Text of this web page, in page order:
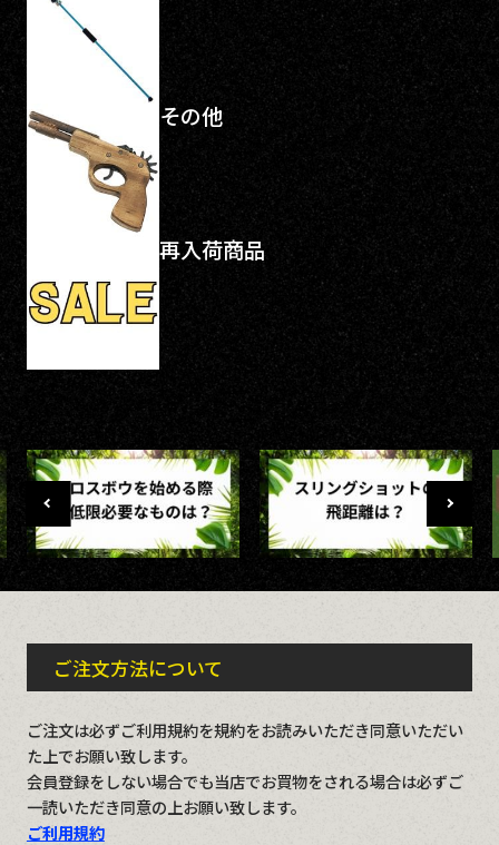
その他
再入荷商品
ご注文方法について
ご注文は必ずご利用規約を規約をお読みいただき同意いただい
た上でお願い致します。
会員登録をしない場合でも当店でお買物をされる場合は必ずご
一読いただき同意の上お願い致します。
ご利用規約